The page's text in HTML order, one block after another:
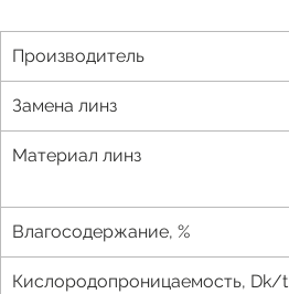
Производитель
Замена линз
Материал линз
Влагосодержание, %
Кислородопроницаемость, Dk/t